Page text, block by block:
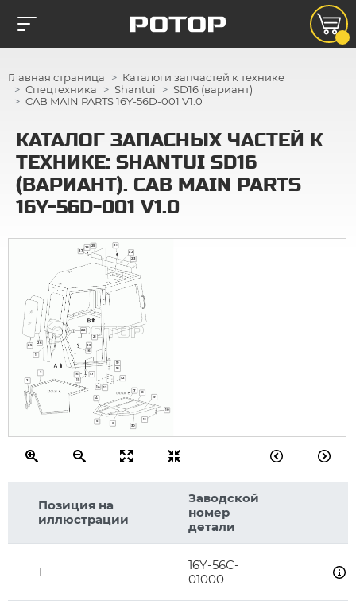
Главная страница
Каталоги запчастей к технике
Спецтехника
Shantui
SD16 (вариант)
CAB MAIN PARTS 16Y-56D-001 V1.0
КАТАЛОГ ЗАПАСНЫХ ЧАСТЕЙ К
ТЕХНИКЕ: SHANTUI SD16
(ВАРИАНТ). CAB MAIN PARTS
16Y-56D-001 V1.0
1
2
3
4
5 6
7
8
9
10
11
12
13
14
15
16
16 17
18
19
20
21
22
23
24
25
26
27
28 29
30
31
Позиция на
иллюстрации
Заводской
номер
детали
1
16Y-56C-
01000